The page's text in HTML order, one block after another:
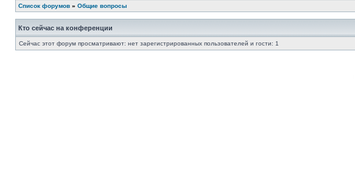
Список форумов » Общие вопросы
Кто сейчас на конференции
Сейчас этот форум просматривают: нет зарегистрированных пользователей и гости: 1